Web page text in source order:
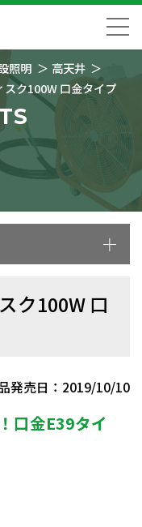
照明
高天井
スク100W 口金タイプ
ク100W 口
発売日：2019/10/10
口金E39タイ